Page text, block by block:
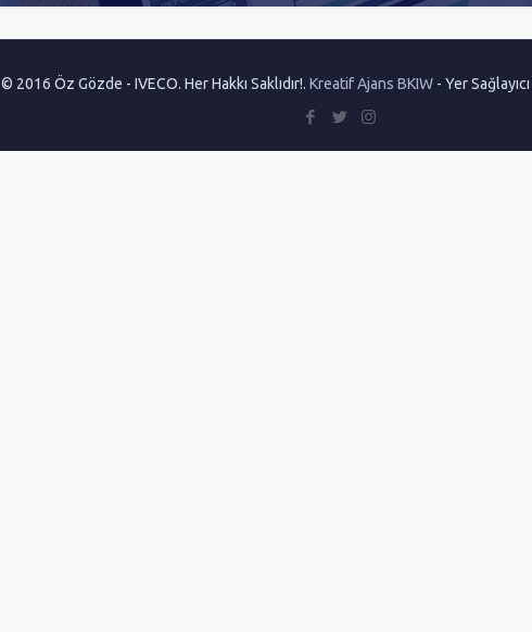
© 2016 Öz Gözde - IVECO. Her Hakkı Saklıdır!. Kreatif Ajans BKIW- Yer Sağlayıcı